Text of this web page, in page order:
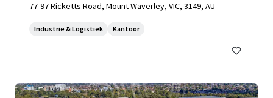
77-97 Ricketts Road, Mount Waverley, VIC, 3149, AU
Industrie & Logistiek Kantoor